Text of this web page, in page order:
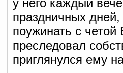
у него каждый
праздничных
поужинать с четой
преследовал
приглянулся ему